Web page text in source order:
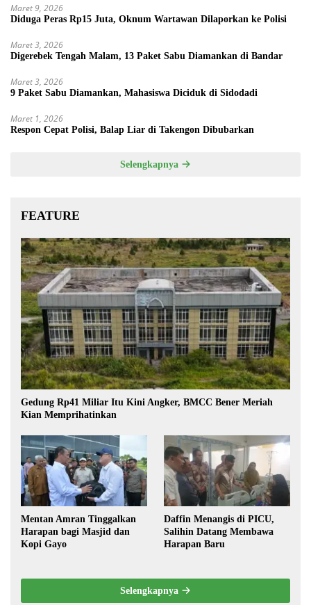
Maret 9, 2026
Diduga Peras Rp15 Juta, Oknum Wartawan Dilaporkan ke Polisi
Maret 3, 2026
Digerebek Tengah Malam, 13 Paket Sabu Diamankan di Bandar
Maret 3, 2026
9 Paket Sabu Diamankan, Mahasiswa Diciduk di Sidodadi
Maret 1, 2026
Respon Cepat Polisi, Balap Liar di Takengon Dibubarkan
Selengkapnya
FEATURE
Gedung Rp41 Miliar Itu Kini Angker, BMCC Bener Meriah
Kian Memprihatinkan
Mentan Amran Tinggalkan
Harapan bagi Masjid dan
Kopi Gayo
Daffin Menangis di PICU,
Salihin Datang Membawa
Harapan Baru
Selengkapnya